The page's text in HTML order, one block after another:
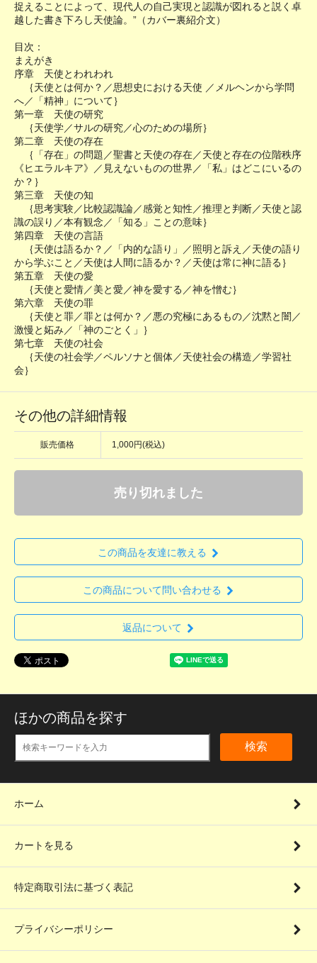
捉えることによって、現代人の自己実現と認識が図れると説く卓
越した書き下ろし天使論。”（カバー裏紹介文）
目次：
まえがき
序章 天使とわれわれ
｛天使とは何か？／思想史における天使 ／メルヘンから学問
へ／「精神」について｝
第一章 天使の研究
｛天使学／サルの研究／心のための場所｝
第二章 天使の存在
｛「存在」の問題／聖書と天使の存在／天使と存在の位階秩序
《ヒエラルキア》／見えないものの世界／「私」はどこにいるの
か？｝
第三章 天使の知
｛思考実験／比較認識論／感覚と知性／推理と判断／天使と認
識の誤り／本有観念／「知る」ことの意味｝
第四章 天使の言語
｛天使は語るか？／「内的な語り」／照明と訴え／天使の語り
から学ぶこと／天使は人間に語るか？／天使は常に神に語る｝
第五章 天使の愛
｛天使と愛情／美と愛／神を愛する／神を憎む｝
第六章 天使の罪
｛天使と罪／罪とは何か？／悪の究極にあるもの／沈黙と闇／
激慢と妬み／「神のごとく」｝
第七章 天使の社会
｛天使の社会学／ペルソナと個体／天使社会の構造／学習社
会｝
その他の詳細情報
販売価格 1,000円(税込)
売り切れました
この商品を友達に教える
この商品について問い合わせる
返品について
ほかの商品を探す
検索
ホーム
カートを見る
特定商取引法に基づく表記
プライバシーポリシー